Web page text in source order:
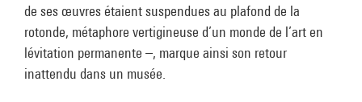
de ses œuvres étaient suspendues au plafond de la
rotonde, métaphore vertigineuse d’un monde de l’art en
lévitation permanente –, marque ainsi son retour
inattendu dans un musée.